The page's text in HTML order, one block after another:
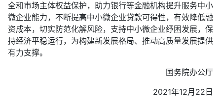
全和市场主体权益保护，助力银行等金融机构提升服务中小
微企业能力，不断提高中小微企业贷款可得性，有效降低融
资成本，切实防范化解风险，支持中小微企业纾困发展，保
持经济平稳运行，为构建新发展格局、推动高质量发展提供
有力支撑。
国务院办公厅
2021年12月22日